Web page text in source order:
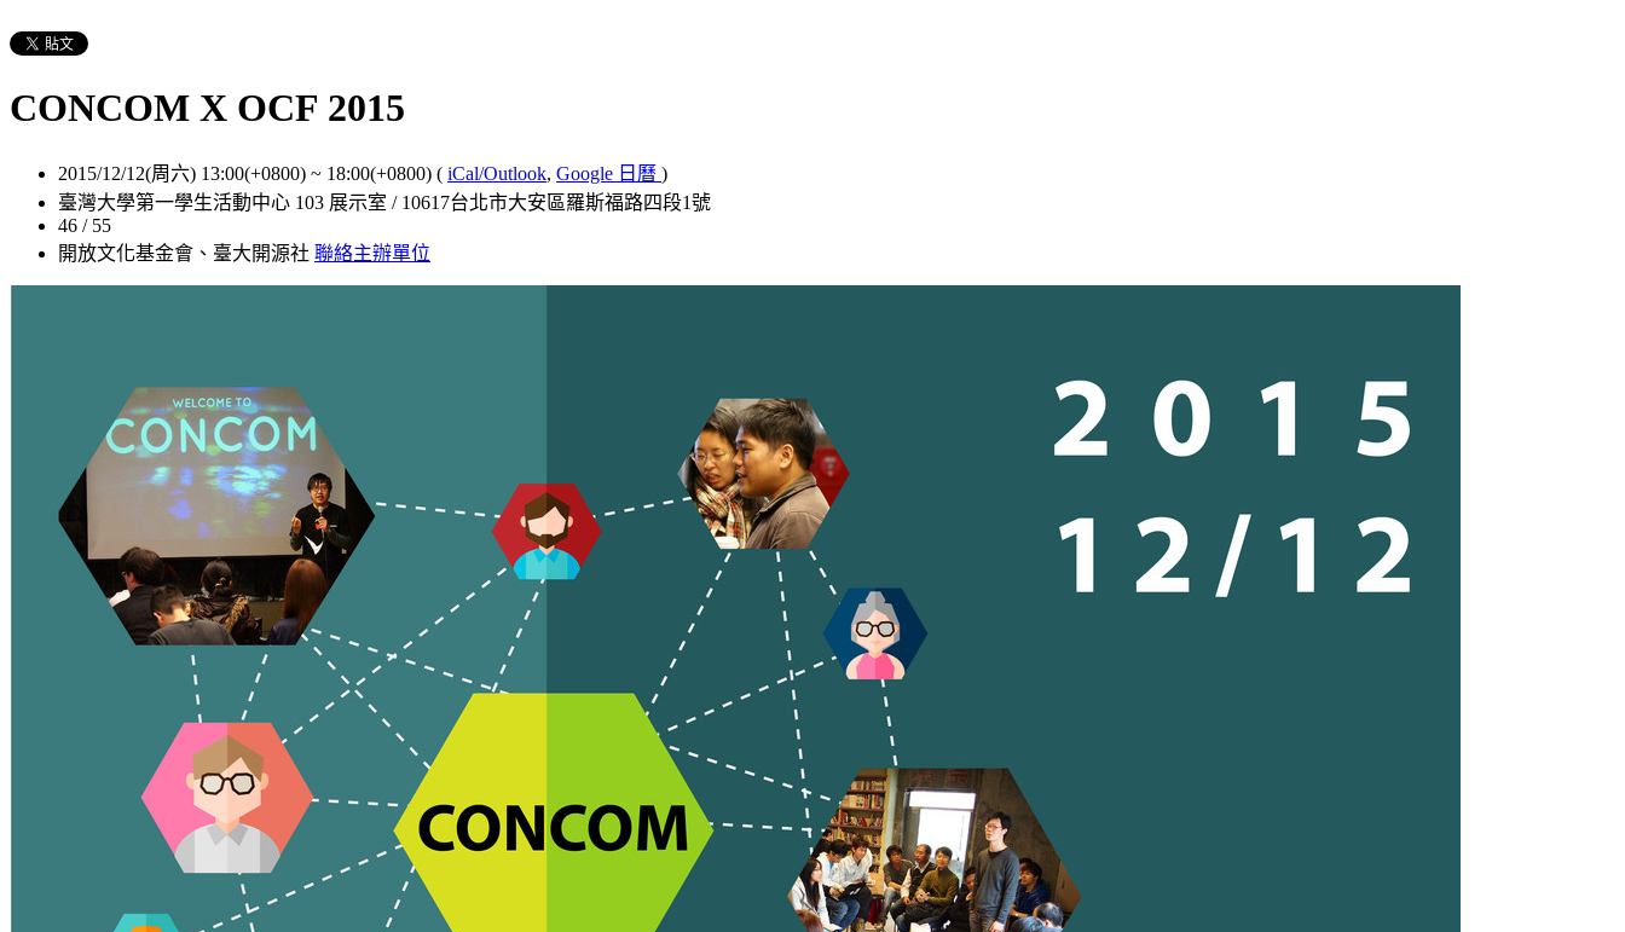
CONCOM X OCF 2015
2015/12/12(周六) 13:00(+0800) ~ 18:00(+0800) ( iCal/Outlook, Google 日曆 )
臺灣大學第一學生活動中心 103 展示室 / 10617台北市大安區羅斯福路四段1號
46 / 55
開放文化基金會、臺大開源社 聯絡主辦單位